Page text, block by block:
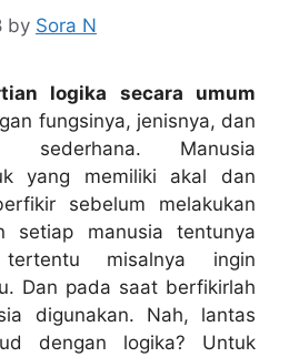
by Sora N
logika secara umum
fungsinya, jenisnya, dan
sederhana. Manusia
yang memiliki akal dan
sebelum melakukan
setiap manusia tentunya
misalnya ingin
Dan pada saat berfikirlah
digunakan. Nah, lantas
dengan logika? Untuk